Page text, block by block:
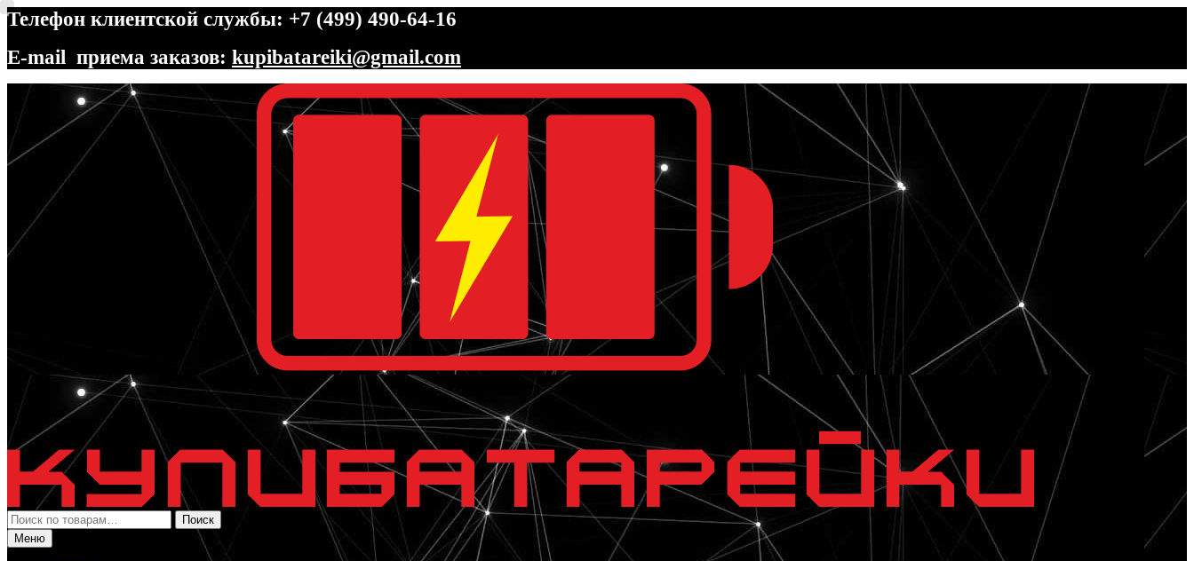
Телефон клиентской службы: +7 (499) 490-64-16
E-mail приема заказов: kupibatareiki@gmail.com
Перейти
навигации
Перейти
содержимому
Искать:
Поиск
Меню